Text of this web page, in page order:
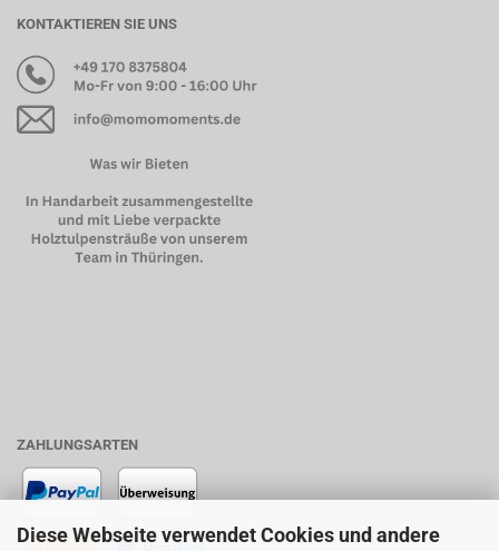
Diese Webseite verwendet Cookies und andere
KONTAKTIEREN SIE UNS
ZAHLUNGSARTEN